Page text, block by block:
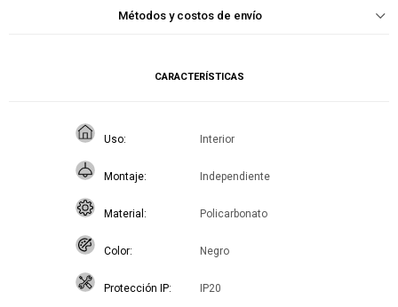
Métodos y costos de envío
CARACTERÍSTICAS
Uso Interior
Montaje Independiente
Material Policarbonato
Color Negro
Protección IP IP20